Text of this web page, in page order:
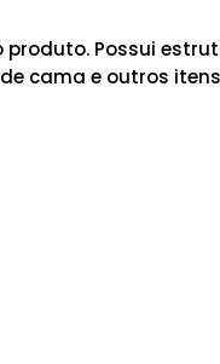
Possui
cama e outros